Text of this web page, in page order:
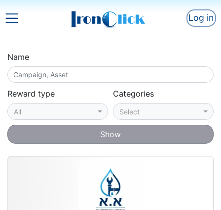
Log in
Name
Reward type
All
Categories
Select
Show